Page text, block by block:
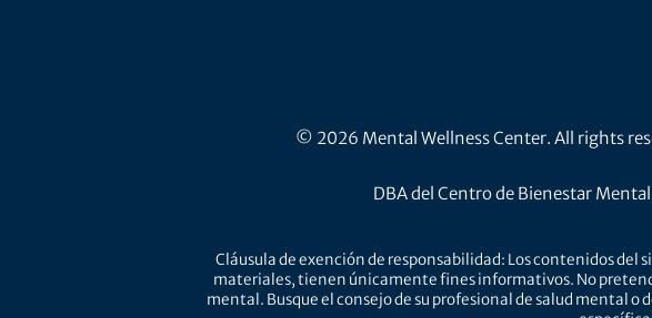
© 2026 Mental Wellness Center. All rights
DBA del Centro de Bienestar
Cláusula de exención de responsabilidad: Los contenidos
materiales, tienen únicamente fines informativos. No
mental. Busque el consejo de su profesional de salud mental